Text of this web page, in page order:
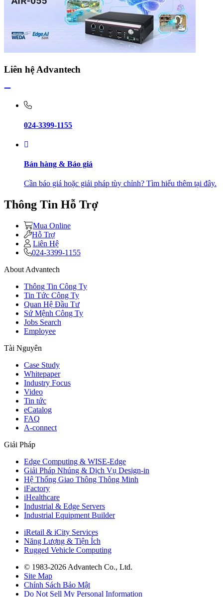
Liên hệ Advantech
024-3399-1155
Bán hàng & Báo giá
Cần báo giá hoặc giải pháp tùy chỉnh? Tìm hiểu thêm tại đây.
Thông Tin Hỗ Trợ
Mua Online
Hỗ Trợ
Liên Hệ
024-3399-1155
About Advantech
Thông Tin Công Ty
Tin Tức Công Ty
Quan Hệ Đầu Tư
Sứ Mệnh Công Ty
Jobs Search
Employee
Tài Nguyên
Case Study
Whitepaper
Industry Focus
Video
Tin tức
eCatalog
FAQ
A-connect
Giải Pháp
Edge Computing & WISE-Edge
Giải Pháp Nhúng & Dịch Vụ Design-in
Hệ Thống Giao Thông Thông Minh
iFactory
iHealthcare
Industrial & Edge Servers
Industrial Equipment Builder
iRetail & iCity Services
Năng Lượng & Tiện Ích
Rugged Vehicle Computing
© 1983-2026 Advantech Co., Ltd.
Site Map
Chính Sách Bảo Mật
Do Not Sell My Personal Information